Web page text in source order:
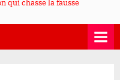
qui chasse la fausse